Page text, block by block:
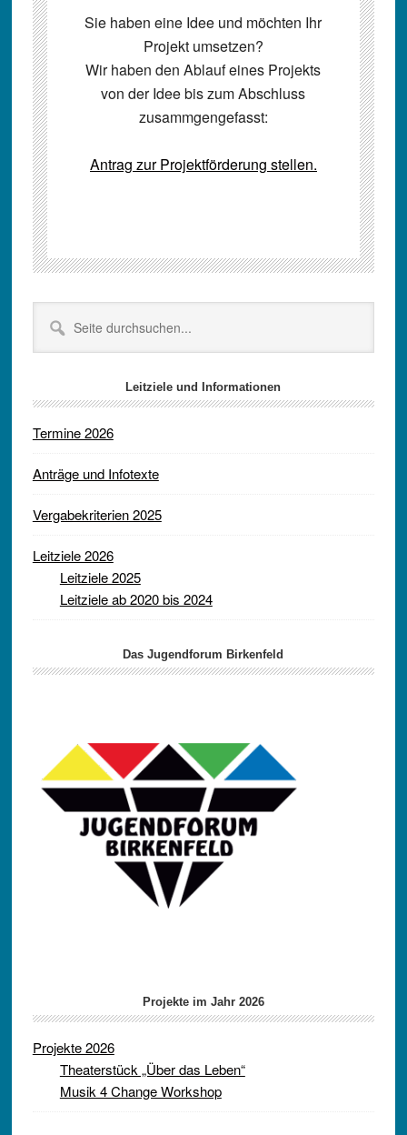
Sie haben eine Idee und möchten Ihr
Projekt umsetzen?
Wir haben den Ablauf eines Projekts
von der Idee bis zum Abschluss
zusammgengefasst:
Antrag zur Projektförderung stellen.
Seitenspalte
durchsuchen...
Leitziele und Informationen
Termine 2026
Anträge und Infotexte
Vergabekriterien 2025
Leitziele 2026
Leitziele 2025
Leitziele ab 2020 bis 2024
Das Jugendforum Birkenfeld
Projekte im Jahr 2026
Projekte 2026
Theaterstück „Über das Leben“
Musik 4 Change Workshop